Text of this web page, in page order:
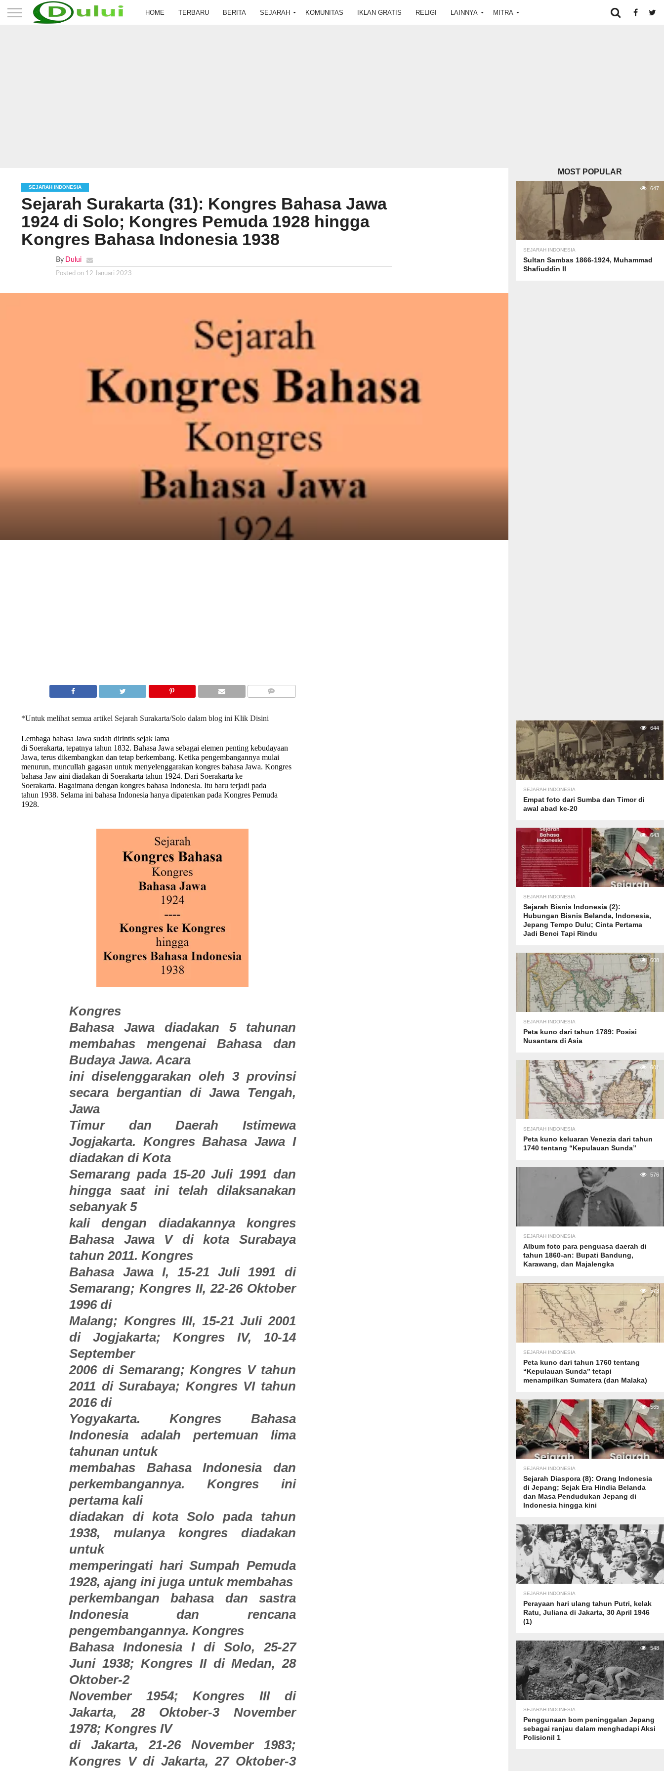
HOME TERBARU BERITA SEJARAH KOMUNITAS IKLAN GRATIS RELIGI LAINNYA MITRA
SEJARAH INDONESIA
Sejarah Surakarta (31): Kongres Bahasa Jawa
1924 di Solo; Kongres Pemuda 1928 hingga
Kongres Bahasa Indonesia 1938
By Dului
Posted on 12 Januari 2023
*Untuk melihat semua artikel Sejarah Surakarta/Solo dalam blog ini Klik Disini
Lembaga bahasa Jawa sudah dirintis sejak lama
di Soerakarta, tepatnya tahun 1832. Bahasa Jawa sebagai elemen penting kebudayaan
Jawa, terus dikembangkan dan tetap berkembang. Ketika pengembangannya mulai
menurun, muncullah gagasan untuk menyelenggarakan kongres bahasa Jawa. Kongres
bahasa Jaw aini diadakan di Soerakarta tahun 1924. Dari Soerakarta ke
Soerakarta. Bagaimana dengan kongres bahasa Indonesia. Itu baru terjadi pada
tahun 1938. Selama ini bahasa Indonesia hanya dipatenkan pada Kongres Pemuda
1928.
Kongres
Bahasa Jawa diadakan 5 tahunan
membahas mengenai Bahasa dan
Budaya Jawa. Acara
ini diselenggarakan oleh 3 provinsi
secara bergantian di Jawa Tengah,
Jawa
Timur dan Daerah Istimewa
Jogjakarta. Kongres Bahasa Jawa I
diadakan di Kota
Semarang pada 15-20 Juli 1991 dan
hingga saat ini telah dilaksanakan
sebanyak 5
kali dengan diadakannya kongres
Bahasa Jawa V di kota Surabaya
tahun 2011. Kongres
Bahasa Jawa I, 15-21 Juli 1991 di
Semarang; Kongres II, 22-26 Oktober
1996 di
Malang; Kongres III, 15-21 Juli 2001
di Jogjakarta; Kongres IV, 10-14
September
2006 di Semarang; Kongres V tahun
2011 di Surabaya; Kongres VI tahun
2016 di
Yogyakarta. Kongres Bahasa
Indonesia adalah pertemuan lima
tahunan untuk
membahas Bahasa Indonesia dan
perkembangannya. Kongres ini
pertama kali
diadakan di kota Solo pada tahun
1938, mulanya kongres diadakan
untuk
memperingati hari Sumpah Pemuda
1928, ajang ini juga untuk membahas
perkembangan bahasa dan sastra
Indonesia dan rencana
pengembangannya. Kongres
Bahasa Indonesia I di Solo, 25-27
Juni 1938; Kongres II di Medan, 28
Oktober-2
November 1954; Kongres III di
Jakarta, 28 Oktober-3 November
1978; Kongres IV
di Jakarta, 21-26 November 1983;
Kongres V di Jakarta, 27 Oktober-3
MOST POPULAR
647
SEJARAH INDONESIA
Sultan Sambas 1866-1924, Muhammad
Shafiuddin II
644
SEJARAH INDONESIA
Empat foto dari Sumba dan Timor di
awal abad ke-20
643
SEJARAH INDONESIA
Sejarah Bisnis Indonesia (2):
Hubungan Bisnis Belanda, Indonesia,
Jepang Tempo Dulu; Cinta Pertama
Jadi Benci Tapi Rindu
608
SEJARAH INDONESIA
Peta kuno dari tahun 1789: Posisi
Nusantara di Asia
601
SEJARAH INDONESIA
Peta kuno keluaran Venezia dari tahun
1740 tentang “Kepulauan Sunda”
576
SEJARAH INDONESIA
Album foto para penguasa daerah di
tahun 1860-an: Bupati Bandung,
Karawang, dan Majalengka
573
SEJARAH INDONESIA
Peta kuno dari tahun 1760 tentang
“Kepulauan Sunda” tetapi
menampilkan Sumatera (dan Malaka)
565
SEJARAH INDONESIA
Sejarah Diaspora (8): Orang Indonesia
di Jepang; Sejak Era Hindia Belanda
dan Masa Pendudukan Jepang di
Indonesia hingga kini
555
SEJARAH INDONESIA
Perayaan hari ulang tahun Putri, kelak
Ratu, Juliana di Jakarta, 30 April 1946
(1)
548
SEJARAH INDONESIA
Penggunaan bom peninggalan Jepang
sebagai ranjau dalam menghadapi Aksi
Polisionil 1